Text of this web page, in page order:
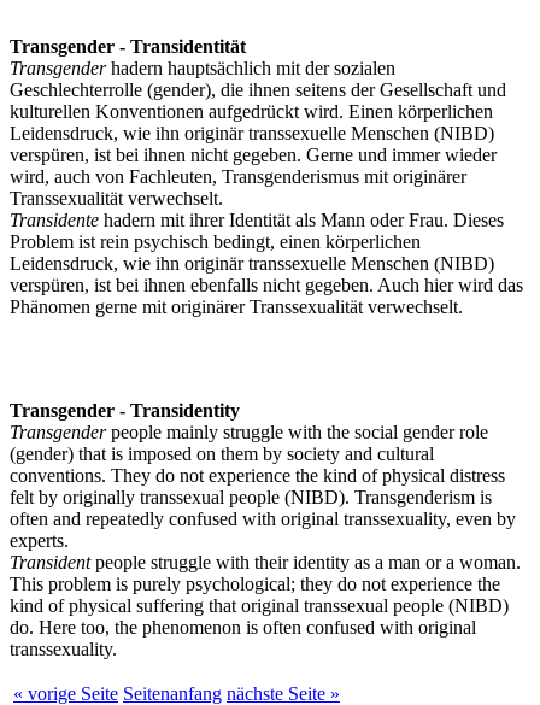
Transgender - Transidentität
Transgenderhadern hauptsächlich mit der sozialen
Geschlechterrolle (gender), die ihnen seitens der Gesellschaft und
kulturellen Konventionen aufgedrückt wird. Einen körperlichen
Leidensdruck, wie ihn originär transsexuelle Menschen (NIBD)
verspüren, ist bei ihnen nicht gegeben. Gerne und immer wieder
wird, auch von Fachleuten, Transgenderismus mit originärer
Transsexualität verwechselt.
Transidente hadern mit ihrer Identität als Mann oder Frau. Dieses
Problem ist rein psychisch bedingt, einen körperlichen
Leidensdruck, wie ihn originär transsexuelle Menschen (NIBD)
verspüren, ist bei ihnen ebenfalls nicht gegeben. Auch hier wird das
Phänomen gerne mit originärer Transsexualität verwechselt.
Transgender - Transidentity
Transgenderpeople mainly struggle with the social gender role
(gender) that is imposed on them by society and cultural
conventions. They do not experience the kind of physical distress
felt by originally transsexual people (NIBD). Transgenderism is
often and repeatedly confused with original transsexuality, even by
experts.
Transidentpeople struggle with their identity as a man or a woman.
This problem is purely psychological; they do not experience the
kind of physical suffering that original transsexual people (NIBD)
do. Here too, the phenomenon is often confused with original
transsexuality.
« vorige Seite Seitenanfang nächste Seite »